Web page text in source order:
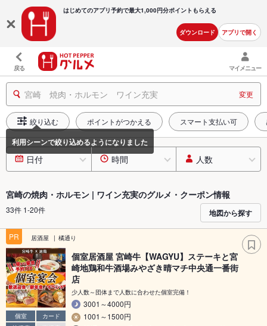
はじめてのアプリ予約で最大1,000円分ポイントもらえる
ダウンロード アプリで開く
戻る マイメニュー
宮崎 焼肉・ホルモン ワイン充実 変更
絞り込む ポイントがつかえる スマート支払い可
日付 時間 人数
宮崎の焼肉・ホルモン | ワイン充実のグルメ・クーポン情報
33件 1-20件 地図から探す
PR 居酒屋 橘通り
個室
カード
個室居酒屋 宮崎牛【WAGYU】ステーキと宮
崎地鶏和牛酒場みやざき晴マチ中央通一番街
店
少人数～団体まで人数に合わせた個室完備！
3001～4000円
1001～1500円